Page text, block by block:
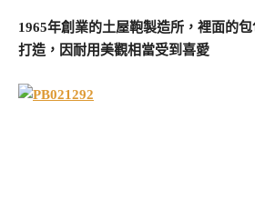
1965年創業的土屋鞄製造所，裡面的
打造，因耐用美觀相當受到喜愛